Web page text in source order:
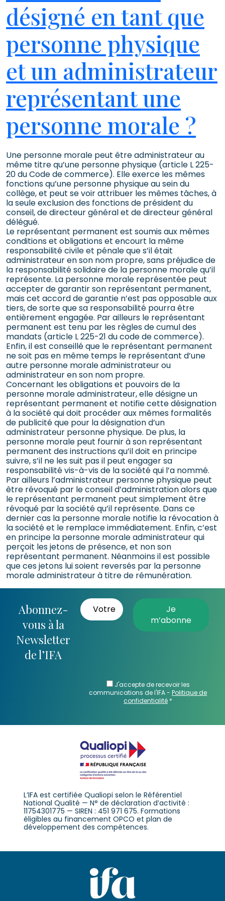
désigné en tant que
personne physique
et un administrateur
représentant une
personne morale ?
Une personne morale peut être administrateur au
même titre qu’une personne physique (article L 225-
20 du Code de commerce). Elle exerce les mêmes
fonctions qu’une personne physique au sein du
collège, et peut se voir attribuer les mêmes tâches, à
la seule exclusion des fonctions de président du
conseil, de directeur général et de directeur général
délégué.
Le représentant permanent est soumis aux mêmes
conditions et obligations et encourt la même
responsabilité civile et pénale que s’il était
administrateur en son nom propre, sans préjudice de
la responsabilité solidaire de la personne morale qu’il
représente. La personne morale représentée peut
accepter de garantir son représentant permanent,
mais cet accord de garantie n’est pas opposable aux
tiers, de sorte que sa responsabilité pourra être
entièrement engagée. Par ailleurs le représentant
permanent est tenu par les règles de cumul des
mandats (article L 225-21 du code de commerce).
Enfin, il est conseillé que le représentant permanent
ne soit pas en même temps le représentant d’une
autre personne morale administrateur ou
administrateur en son nom propre.
Concernant les obligations et pouvoirs de la
personne morale administrateur, elle désigne un
représentant permanent et notifie cette désignation
à la société qui doit procéder aux mêmes formalités
de publicité que pour la désignation d’un
administrateur personne physique. De plus, la
personne morale peut fournir à son représentant
permanent des instructions qu’il doit en principe
suivre, s’il ne les suit pas il peut engager sa
responsabilité vis-à-vis de la société qui l’a nommé.
Par ailleurs l’administrateur personne physique peut
être révoqué par le conseil d’administration alors que
le représentant permanent peut simplement être
révoqué par la société qu’il représente. Dans ce
dernier cas la personne morale notifie la révocation à
la société et le remplace immédiatement. Enfin, c’est
en principe la personne morale administrateur qui
perçoit les jetons de présence, et non son
représentant permanent. Néanmoins il est possible
que ces jetons lui soient reversés par la personne
morale administrateur à titre de rémunération.
Abonnez-
vous à la
Newsletter
de l’IFA
J'accepte de recevoir les
communications de l'IFA -Politique de
confidentialité *
L’IFA est certifiée Qualiopi selon le Référentiel
National Qualité — N° de déclaration d’activité :
11754301775 — SIREN : 451 971 675. Formations
éligibles au financement OPCO et plan de
développement des compétences.